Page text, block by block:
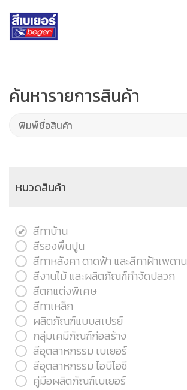
ค้นหารายการสินค้า
หมวดสินค้า
สีทาบ้าน
สีรองพื้นปูน
สีทาหลังคา ดาดฟ้า และสีทาฝ้าเพดาน
สีงานไม้ และผลิตภัณฑ์กำจัดปลวก
สีตกแต่งพิเศษ
สีทาเหล็ก
ผลิตภัณฑ์แบบสเปรย์
กลุ่มเคมีภัณฑ์ก่อสร้าง
สีอุตสาหกรรม เบเยอร์
สีอุตสาหกรรม ไอบีไอซี
คู่มือผลิตภัณฑ์เบเยอร์